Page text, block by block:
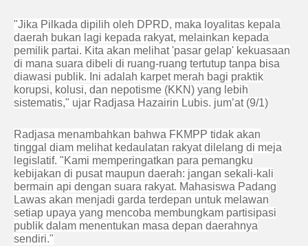
"Jika Pilkada dipilih oleh DPRD, maka loyalitas kepala
daerah bukan lagi kepada rakyat, melainkan kepada
pemilik partai. Kita akan melihat 'pasar gelap' kekuasaan
di mana suara dibeli di ruang-ruang tertutup tanpa bisa
diawasi publik. Ini adalah karpet merah bagi praktik
korupsi, kolusi, dan nepotisme (KKN) yang lebih
sistematis," ujar Radjasa Hazairin Lubis. jum’at (9/1)
Radjasa menambahkan bahwa FKMPP tidak akan
tinggal diam melihat kedaulatan rakyat dilelang di meja
legislatif. "Kami memperingatkan para pemangku
kebijakan di pusat maupun daerah: jangan sekali-kali
bermain api dengan suara rakyat. Mahasiswa Padang
Lawas akan menjadi garda terdepan untuk melawan
setiap upaya yang mencoba membungkam partisipasi
publik dalam menentukan masa depan daerahnya
sendiri."